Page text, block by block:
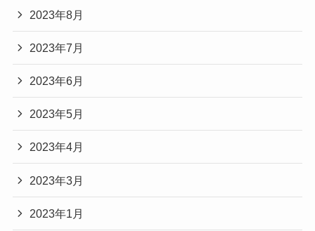
2023年8月
2023年7月
2023年6月
2023年5月
2023年4月
2023年3月
2023年1月